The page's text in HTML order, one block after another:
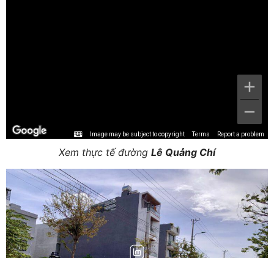
Image may be subject to copyright Terms Report a problem
Xem thực tế đường Lê Quảng Chí